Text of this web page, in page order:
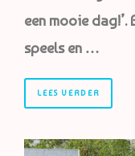
een mooie
speels en …
LEES VERDER